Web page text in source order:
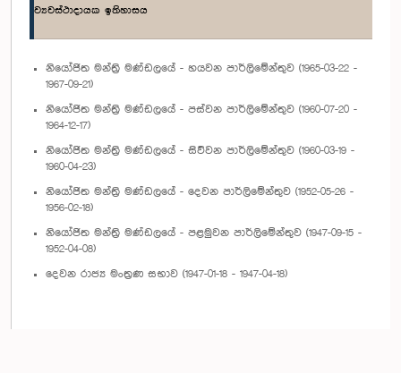
ව්‍යවස්ථාදායක ඉතිහාසය
නියෝජිත මන්ත්‍රි මණ්ඩලයේ - හයවන පාර්ලිමේන්තුව (1965-03-22 -
1967-09-21)
නියෝජිත මන්ත්‍රි මණ්ඩලයේ - පස්වන පාර්ලිමේන්තුව (1960-07-20 -
1964-12-17)
නියෝජිත මන්ත්‍රි මණ්ඩලයේ - සිව්වන පාර්ලිමේන්තුව (1960-03-19 -
1960-04-23)
නියෝජිත මන්ත්‍රි මණ්ඩලයේ - දෙවන පාර්ලිමේන්තුව (1952-05-26 -
1956-02-18)
නියෝජිත මන්ත්‍රි මණ්ඩලයේ - පළමුවන පාර්ලිමේන්තුව (1947-09-15 -
1952-04-08)
දෙවන රාජ්‍ය මංත්‍රණ සභාව (1947-01-18 - 1947-04-18)